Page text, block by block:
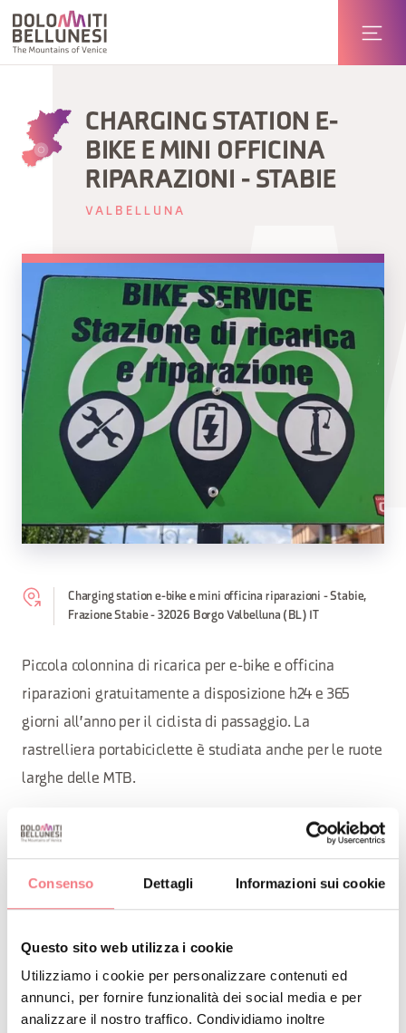
Consenso Dettagli Informazioni sui cookie
Questo sito web utilizza i cookie
Utilizziamo i cookie per personalizzare contenuti ed
annunci, per fornire funzionalità dei social media e per
analizzare il nostro traffico. Condividiamo inoltre
CHARGING STATION E-
BIKE E MINI OFFICINA
RIPARAZIONI - STABIE
VALBELLUNA
Charging station e-bike e mini officina riparazioni - Stabie,
Frazione Stabie - 32026 Borgo Valbelluna (BL) IT
Piccola colonnina di ricarica per e-bike e officina
riparazioni gratuitamente a disposizione h24 e 365
giorni all'anno per il ciclista di passaggio. La
rastrelliera portabiciclette è studiata anche per le ruote
larghe delle MTB.
Posizionata strategicamente in piazza, attorniata da
charging station ha tutto il necessario per effetturare
piccole riparazioni.
RICHIEDI INFORMAZIONI